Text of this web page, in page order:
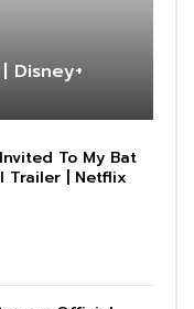
Disney+
To My Bat
Trailer | Netflix